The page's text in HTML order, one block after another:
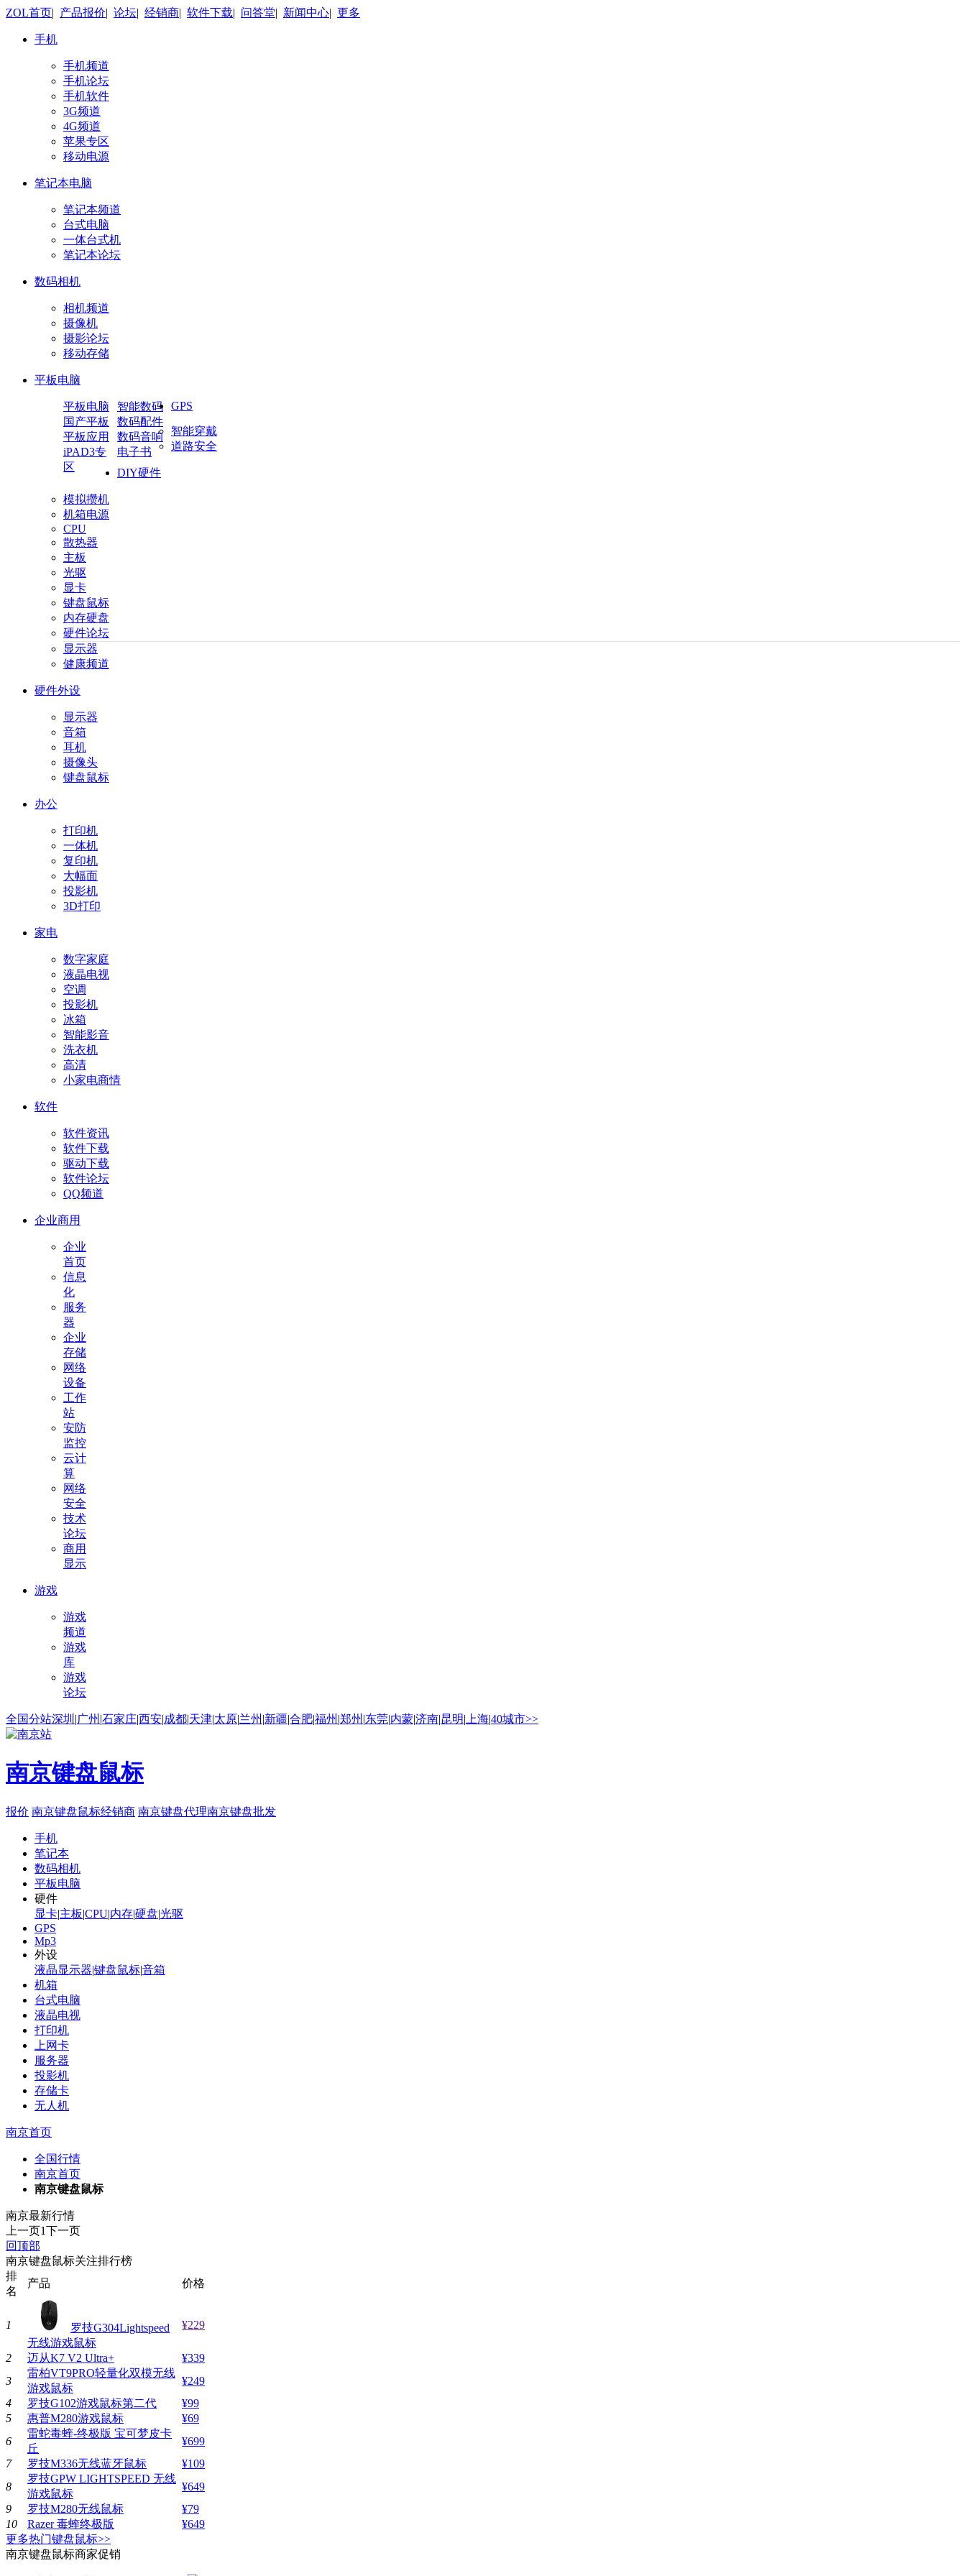
ZOL首页| 产品报价| 论坛| 经销商| 软件下载| 问答堂| 新闻中心| 更多
手机
手机频道
手机论坛
手机软件
3G频道
4G频道
苹果专区
移动电源
笔记本电脑
笔记本频道
台式电脑
一体台式机
笔记本论坛
数码相机
相机频道
摄像机
摄影论坛
移动存储
平板电脑
平板电脑
智能数码
国产平板
数码配件
平板应用
数码音响
iPAD3专
区
电子书
GPS
智能穿戴
道路安全
DIY硬件
模拟攒机
机箱电源
CPU
散热器
主板
光驱
显卡
键盘鼠标
内存硬盘
硬件论坛
显示器
健康频道
硬件外设
显示器
音箱
耳机
摄像头
键盘鼠标
办公
打印机
一体机
复印机
大幅面
投影机
3D打印
家电
数字家庭
液晶电视
空调
投影机
冰箱
智能影音
洗衣机
高清
小家电商情
软件
软件资讯
软件下载
驱动下载
软件论坛
QQ频道
企业商用
企业
首页
信息
化
服务
器
企业
存储
网络
设备
工作
站
安防
监控
云计
算
网络
安全
技术
论坛
商用
显示
游戏
游戏
频道
游戏
库
游戏
论坛
全国分站深圳 |广州 |石家庄|西安|成都|天津|太原|兰州 |新疆|合肥|福州 |郑州 |东莞|内蒙|济南|昆明| 上海|40城市>>
南京键盘鼠标
报价 南京键盘鼠标经销商 南京键盘代理南京键盘批发
手机
笔记本
数码相机
平板电脑
硬件
显卡|主板|CPU|内存|硬盘|光驱
GPS
Mp3
外设
液晶显示器|键盘鼠标|音箱
机箱
台式电脑
液晶电视
打印机
上网卡
服务器
投影机
存储卡
无人机
南京首页
全国行情
南京首页
南京键盘鼠标
南京最新行情
上一页1下一页
回顶部
南京键盘鼠标关注排行榜
排
名
产品 价格
1
罗技G304Lightspeed
无线游戏鼠标
¥229
2 迈从K7 V2 Ultra+
¥339
3
雷柏VT9PRO轻量化双模无线
游戏鼠标
¥249
4
罗技G102游戏鼠标第二代
¥99
5
惠普M280游戏鼠标
¥69
6
雷蛇毒蝰-终极版 宝可梦皮卡
丘
¥699
7
罗技M336无线蓝牙鼠标
¥109
8
罗技GPW LIGHTSPEED 无线
游戏鼠标
¥649
9
罗技M280无线鼠标
¥79
10
Razer 毒蝰终极版
¥649
更多热门键盘鼠标>>
南京键盘鼠标商家促销